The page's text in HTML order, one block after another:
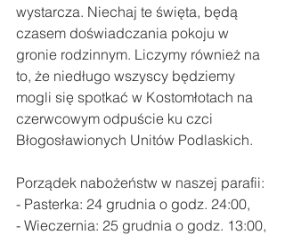
wystarcza. Niechaj te święta, będą
czasem doświadczania pokoju w
gronie rodzinnym. Liczymy również na
to, że niedługo wszyscy będziemy
mogli się spotkać w Kostomłotach na
czerwcowym odpuście ku czci
Błogosławionych Unitów Podlaskich.
Porządek nabożeństw w naszej parafii:
- Pasterka: 24 grudnia o godz. 24:00,
- Wieczernia: 25 grudnia o godz. 13:00,